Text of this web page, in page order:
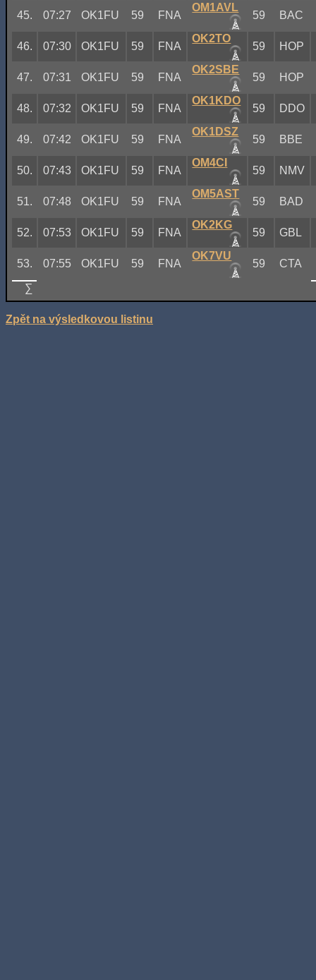
45. 07:27 OK1FU 59 FNA
OM1AVL
59 BAC
46. 07:30 OK1FU 59 FNA
OK2TO
59 HOP
47. 07:31 OK1FU 59 FNA
OK2SBE
59 HOP
48. 07:32 OK1FU 59 FNA
OK1KDO
59 DDO
49. 07:42 OK1FU 59 FNA
OK1DSZ
59 BBE
50. 07:43 OK1FU 59 FNA
OM4CI
59 NMV
51. 07:48 OK1FU 59 FNA
OM5AST
59 BAD
52. 07:53 OK1FU 59 FNA
OK2KG
59 GBL
53. 07:55 OK1FU 59 FNA
OK7VU
59 CTA
∑
Zpět na výsledkovou listinu